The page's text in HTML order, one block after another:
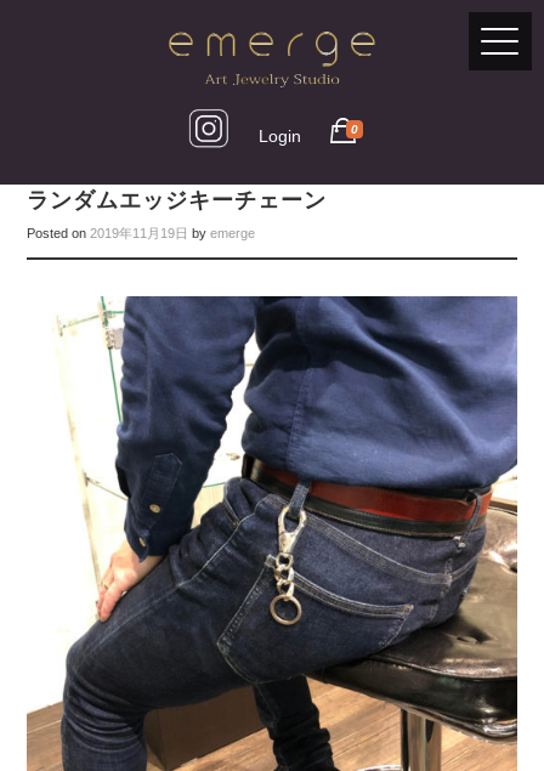
Login 0
ランダムエッジキーチェーン
Posted on2019年11月19日 byemerge